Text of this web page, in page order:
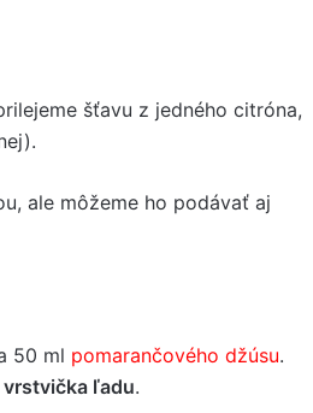
šťavu z jedného citróna,
ale môžeme ho podávať aj
50 ml pomarančového džúsu.
vrstvička ľadu.